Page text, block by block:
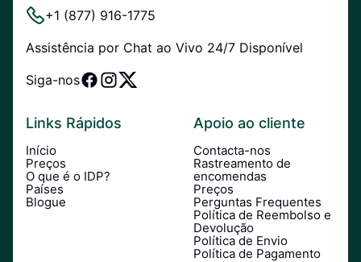
+1 (877) 916-1775
Assistência por Chat ao Vivo 24/7 Disponível
Siga-nos
Links Rápidos
Início
Preços
O que é o IDP?
Países
Blogue
Apoio ao cliente
Contacta-nos
Rastreamento de
encomendas
Preços
Perguntas Frequentes
Política de Reembolso e
Devolução
Política de Envio
Política de Pagamento